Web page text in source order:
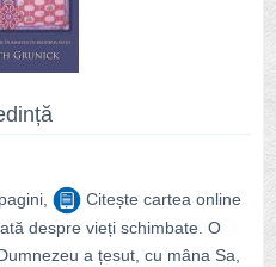
Citește cartea online
despre vieți schimbate. O
a țesut, cu mâna Sa,